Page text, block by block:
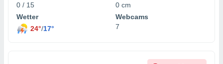
0 / 15
0 cm
Wetter
24°/17°
Webcams
7